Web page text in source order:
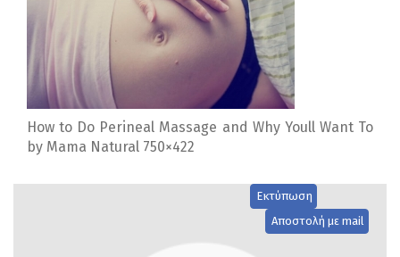
How to Do Perineal Massage and Why Youll Want To
by Mama Natural 750×422
Εκτύπωση
Αποστολή με mail